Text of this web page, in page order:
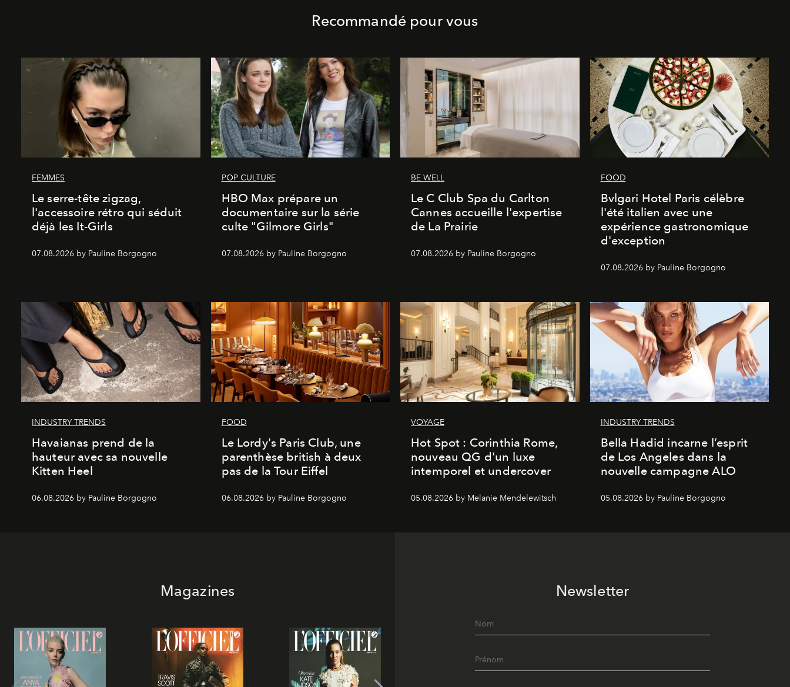
Recommandé pour vous
FEMMES
Le serre-tête zigzag,
l'accessoire rétro qui séduit
déjà les It-Girls
07.08.2026 by Pauline Borgogno
POP CULTURE
HBO Max prépare un
documentaire sur la série
culte "Gilmore Girls"
07.08.2026 by Pauline Borgogno
BE WELL
Le C Club Spa du Carlton
Cannes accueille l'expertise
de La Prairie
07.08.2026 by Pauline Borgogno
FOOD
Bvlgari Hotel Paris célèbre
l'été italien avec une
expérience gastronomique
d'exception
07.08.2026 by Pauline Borgogno
INDUSTRY TRENDS
Havaianas prend de la
hauteur avec sa nouvelle
Kitten Heel
06.08.2026 by Pauline Borgogno
FOOD
Le Lordy's Paris Club, une
parenthèse british à deux
pas de la Tour Eiffel
06.08.2026 by Pauline Borgogno
VOYAGE
Hot Spot : Corinthia Rome,
nouveau QG d'un luxe
intemporel et undercover
05.08.2026 by Melanie Mendelewitsch
INDUSTRY TRENDS
Bella Hadid incarne l’esprit
de Los Angeles dans la
nouvelle campagne ALO
05.08.2026 by Pauline Borgogno
Magazines Newsletter